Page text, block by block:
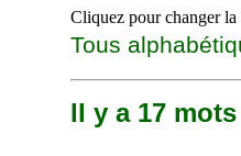
Cliquez pour changer la
Tous
Il y a 17